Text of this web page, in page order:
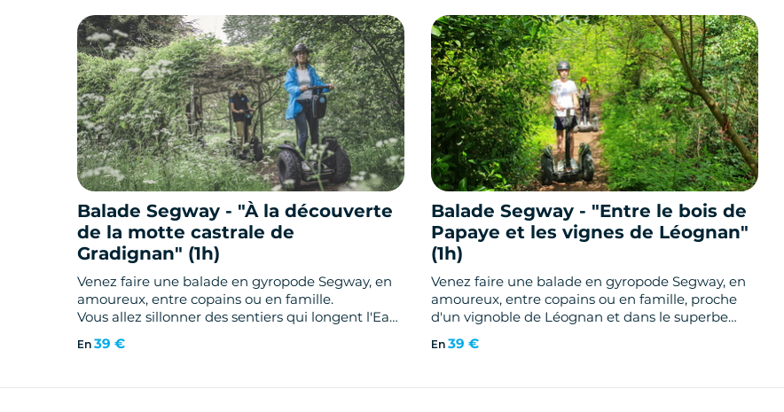
Balade Segway - "À la découverte
de la motte castrale de
Gradignan" (1h)
Venez faire une balade en gyropode Segway, en
amoureux, entre copains ou en famille.
Vous allez sillonner des sentiers qui longent l'Eau
Bourde, traverser de très jolis pontons, passer à
côté d' un moulin, et vous allez même pouvoir
castrale.
En 39 €
Balade Segway - "Entre le bois de
Papaye et les vignes de Léognan"
(1h)
Venez faire une balade en gyropode Segway, en
amoureux, entre copains ou en famille, proche
d'un vignoble de Léognan et dans le superbe
parc du bois de Papaye pour y découvrir des
petits coins de Paradis.
En39 €